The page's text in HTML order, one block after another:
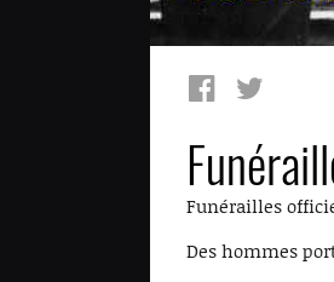
Funérailles
Des hommes